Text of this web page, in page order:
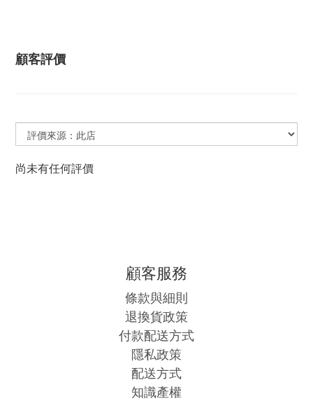
顧客評價
尚未有任何評價
顧客服務
條款與細則
退換貨政策
付款配送方式
隱私政策
配送方式
知識產權